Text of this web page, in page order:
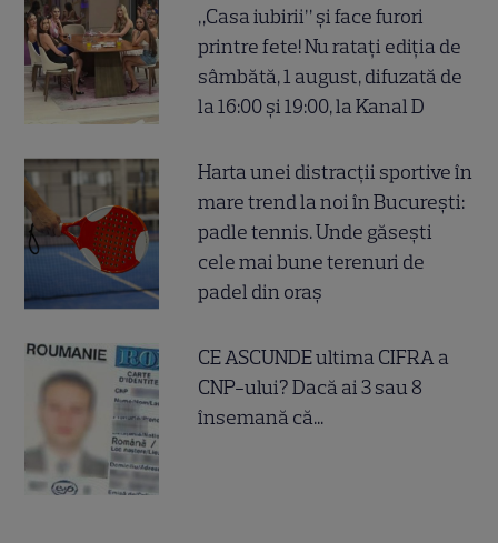
„Casa iubirii” și face furori
printre fete! Nu ratați ediția de
sâmbătă, 1 august, difuzată de
la 16:00 și 19:00, la Kanal D
Harta unei distracții sportive în
mare trend la noi în București:
padle tennis. Unde găsești
cele mai bune terenuri de
padel din oraș
CE ASCUNDE ultima CIFRA a
CNP-ului? Dacă ai 3 sau 8
însemană că...